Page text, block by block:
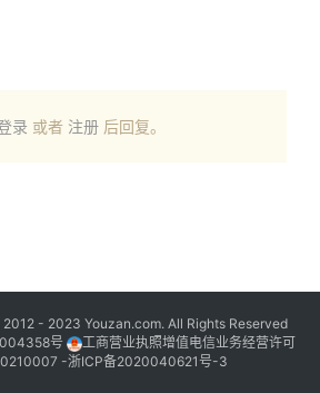
录 或者 注册 后回复。
- 2023 Youzan.com. All Rights Reserved
号
工商营业执照增值电信业务经营许可
-浙ICP备2020040621号-3